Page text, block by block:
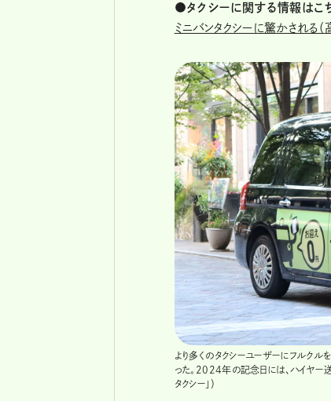
●タクシーに関する情報はこち
ミニバンタクシーに驚かされる（
より多くのタクシーユーザーにフルクル
った。2024年の記念日には、ハイヤー
タクシー」）